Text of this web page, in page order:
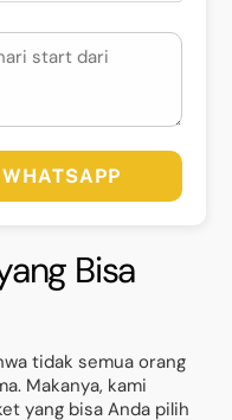
Bisa
tidak semua orang
Makanya, kami
yang bisa Anda pilih